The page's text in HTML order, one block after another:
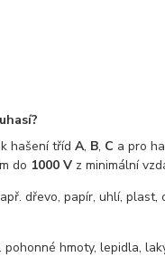
hašení třídA, B, C a pro
do 1000 V z minimální
dřevo, papír, uhlí, plast,
hmoty, lepidla,